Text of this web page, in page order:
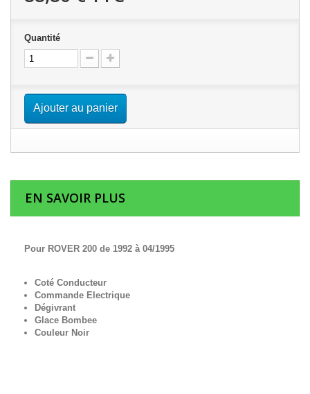
Quantité
Ajouter au panier
EN SAVOIR PLUS
Pour ROVER 200 de 1992 à 04/1995
Coté Conducteur
Commande Electrique
Dégivrant
Glace Bombee
Couleur Noir